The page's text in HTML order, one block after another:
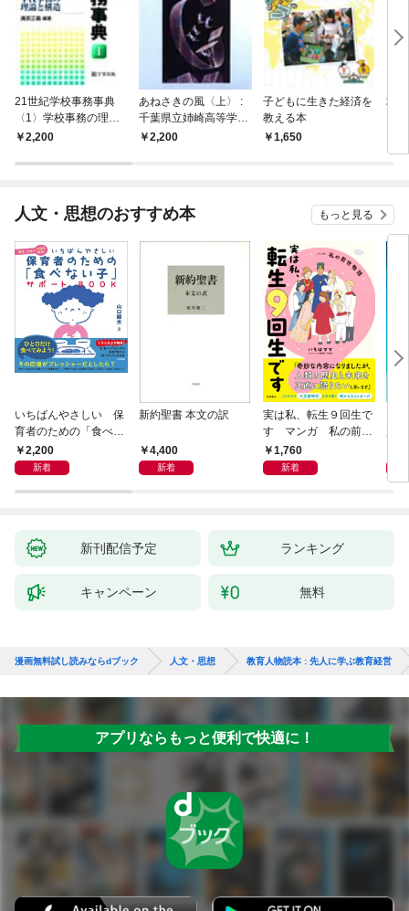
21世紀学校事務事典
〈1〉学校事務の理論
と構造
2,200
あねさきの風〈上〉 :
千葉県立姉崎高等学校
再建への挑戦
2,200
子どもに生きた経済を
教える本
1,650
地
人文・思想のおすすめ本 もっと見る
いちばんやさしい 保
育者のための「食べな
い子」サポートＢＯＯ
Ｋ 偏食・少食のお悩
2,200
新着
新約聖書 本文の訳
4,400
新着
実は私、転生９回生で
す マンガ 私の前世
物語1,760
新着
が
新刊配信予定 ランキング
キャンペーン 無料
漫画無料試し読みならdブック 人文・思想 教育人物読本 : 先人に学ぶ教育経営
アプリならもっと便利で快適に！